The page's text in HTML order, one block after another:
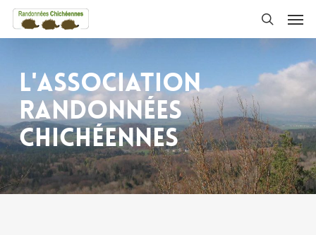
Skip
L'association
randonnées
chichéennes